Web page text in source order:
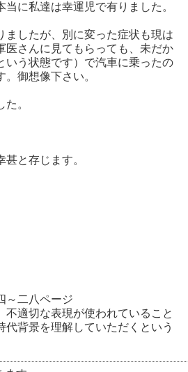
に私達は幸運児で有りました。
ましたが、別に変った症状も現は
医さんに見てもらっても、未だか
いう状態です）で汽車に乗ったの
御想像下さい。
。
よりの幸甚と存じます。
二八ページ
不適切な表現が使われていること
背景を理解していただくという